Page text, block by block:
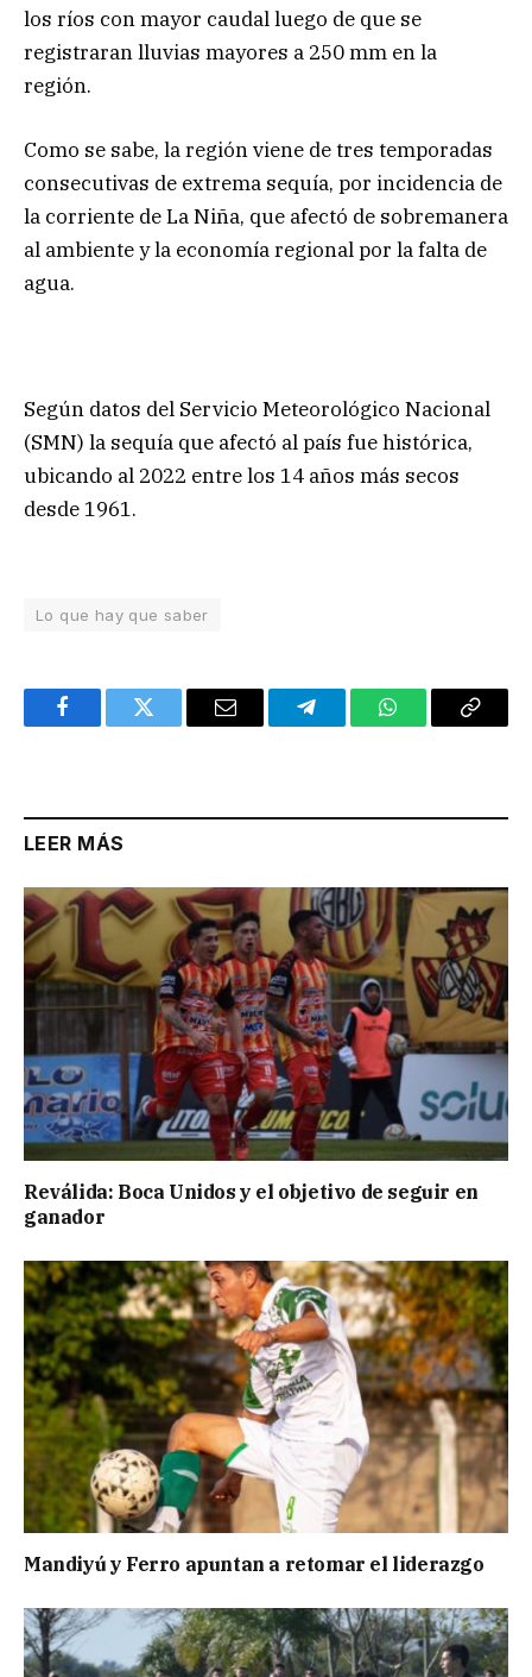
los ríos con mayor caudal luego de que se
registraran lluvias mayores a 250 mm en la
región.
Como se sabe, la región viene de tres temporadas
consecutivas de extrema sequía, por incidencia de
la corriente de La Niña, que afectó de sobremanera
al ambiente y la economía regional por la falta de
agua.
Según datos del Servicio Meteorológico Nacional
(SMN) la sequía que afectó al país fue histórica,
ubicando al 2022 entre los 14 años más secos
desde 1961.
Lo que hay que saber
FacebookTwitter Email TelegramWhatsAppCopy
LEER MÁS
Reválida: Boca Unidos y el objetivo de seguir en
ganador
Mandiyú y Ferro apuntan a retomar el liderazgo